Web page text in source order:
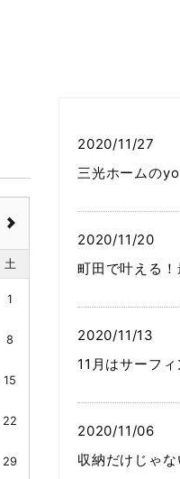
2020/11/27
三光ホームの
2020/11/20
町田で叶える
2020/11/13
11月はサーフ
2020/11/06
収納だけじゃ
土
1
8
15
22
29